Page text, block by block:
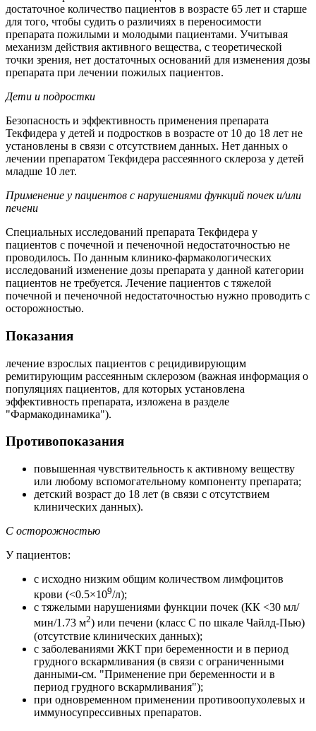
достаточное количество пациентов в возрасте 65 лет и старше
для того, чтобы судить о различиях в переносимости
препарата пожилыми и молодыми пациентами. Учитывая
механизм действия активного вещества, с теоретической
точки зрения, нет достаточных оснований для изменения дозы
препарата при лечении пожилых пациентов.
Дети и подростки
Безопасность и эффективность применения препарата
Текфидера у детей и подростков в возрасте от 10 до 18 лет не
установлены в связи с отсутствием данных. Нет данных о
лечении препаратом Текфидера рассеянного склероза у детей
младше 10 лет.
Применение у пациентов с нарушениями функций почек и/или
печени
Специальных исследований препарата Текфидера у
пациентов с почечной и печеночной недостаточностью не
проводилось. По данным клинико-фармакологических
исследований изменение дозы препарата у данной категории
пациентов не требуется. Лечение пациентов с тяжелой
почечной и печеночной недостаточностью нужно проводить с
осторожностью.
Показания
лечение взрослых пациентов с рецидивирующим
ремитирующим рассеянным склерозом (важная информация о
популяциях пациентов, для которых установлена
эффективность препарата, изложена в разделе
"Фармакодинамика").
Противопоказания
повышенная чувствительность к активному веществу
или любому вспомогательному компоненту препарата;
детский возраст до 18 лет (в связи с отсутствием
клинических данных).
С осторожностью
У пациентов:
с исходно низким общим количеством лимфоцитов
крови (<0.5×109/л);
с тяжелыми нарушениями функции почек (КК <30 мл/
мин/1.73 м2) или печени (класс С по шкале Чайлд-Пью)
(отсутствие клинических данных);
с заболеваниями ЖКТ при беременности и в период
грудного вскармливания (в связи с ограниченными
данными-см. "Применение при беременности и в
период грудного вскармливания");
при одновременном применении противоопухолевых и
иммуносупрессивных препаратов.